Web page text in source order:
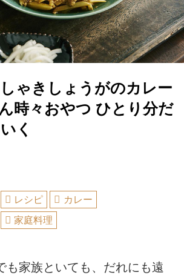
ゃきしょうがのカレー
ん時々おやつ ひとり分だ
く
レシピ
カレー
家庭料理
も家族といても、だれにも遠